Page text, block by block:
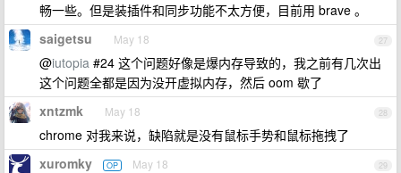
畅一些。但是装插件和同步功能不太方便，目前用 brave 。
27
saigetsu May 18
@iutopia #24 这个问题好像是爆内存导致的，我之前有几次出
这个问题全都是因为没开虚拟内存，然后 oom 歇了
28
xntzmk May 18
chrome 对我来说，缺陷就是没有鼠标手势和鼠标拖拽了
29
xuromky OP May 18